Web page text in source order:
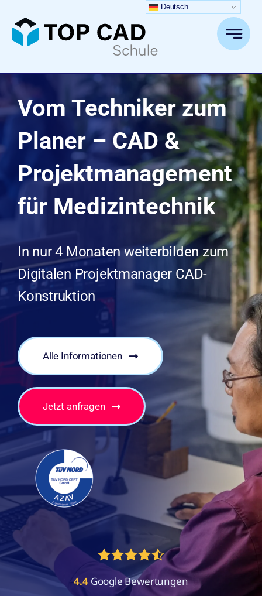
Inhalt
springen
Vom Techniker zum
Planer – CAD &
Projektmanagement
für Medizintechnik
In nur 4 Monaten weiterbilden zum
Digitalen Projektmanager CAD-
Konstruktion
Alle Informationen
Jetzt anfragen
4.4Google Bewertungen
Deutsch